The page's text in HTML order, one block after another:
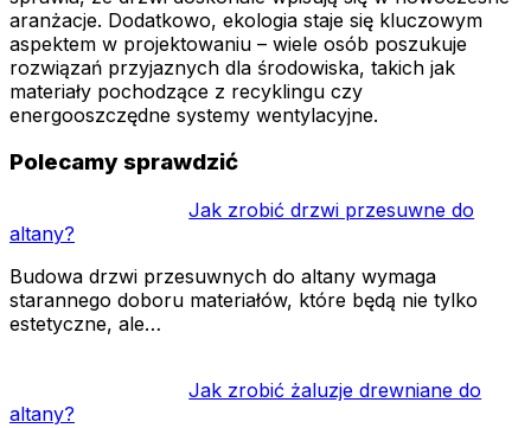
aranżacje. Dodatkowo, ekologia staje się kluczowym
aspektem w projektowaniu – wiele osób poszukuje
rozwiązań przyjaznych dla środowiska, takich jak
materiały pochodzące z recyklingu czy
energooszczędne systemy wentylacyjne.
Polecamy sprawdzić
Jak zrobić drzwi przesuwne do
altany?
Budowa drzwi przesuwnych do altany wymaga
starannego doboru materiałów, które będą nie tylko
estetyczne, ale…
Jak zrobić żaluzje drewniane do
altany?